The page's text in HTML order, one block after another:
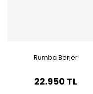
Rumba Berjer
22.950 TL